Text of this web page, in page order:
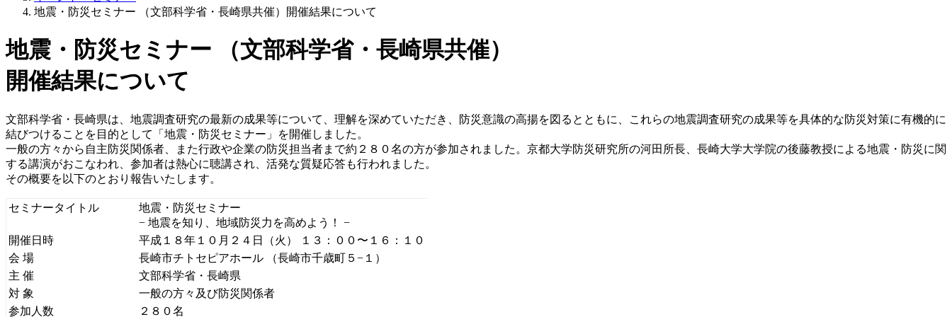
地震・防災セミナー （文部科学省・長崎県共催）開催結果について
地震・防災セミナー （文部科学省・長崎県共催）
開催結果について
文部科学省・長崎県は、地震調査研究の最新の成果等について、理解を深めていただき、防災意識の高揚を図るとともに、これらの地震調査研究の成果等を具体的な防災対策に有機的に
結びつけることを目的として「地震・防災セミナー」を開催しました。
一般の方々から自主防災関係者、また行政や企業の防災担当者まで約２８０名の方が参加されました。京都大学防災研究所の河田所長、長崎大学大学院の後藤教授による地震・防災に関
する講演がおこなわれ、参加者は熱心に聴講され、活発な質疑応答も行われました。
その概要を以下のとおり報告いたします。
セミナータイトル
地震・防災セミナー
− 地震を知り、地域防災力を高めよう！ −
開催日時
平成１８年１０月２４日（火） １３：００〜１６：１０
会 場
長崎市チトセピアホール （長崎市千歳町５−１）
主 催
文部科学省・長崎県
対 象
一般の方々及び防災関係者
参加人数
２８０名